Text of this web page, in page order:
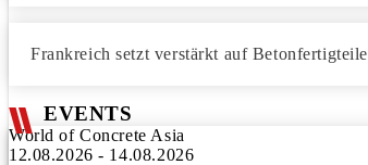
Frankreich setzt verstärkt auf Betonfertigteile
EVENTS
World of Concrete Asia
12.08.2026 - 14.08.2026